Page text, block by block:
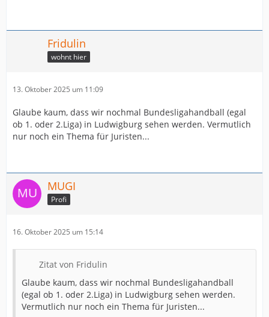
Fridulin
wohnt hier
13. Oktober 2025 um 11:09
Glaube kaum, dass wir nochmal Bundesligahandball (egal
ob 1. oder 2.Liga) in Ludwigburg sehen werden. Vermutlich
nur noch ein Thema für Juristen...
MUGI
Profi
16. Oktober 2025 um 15:14
Zitat von Fridulin
Glaube kaum, dass wir nochmal Bundesligahandball
(egal ob 1. oder 2.Liga) in Ludwigburg sehen werden.
Vermutlich nur noch ein Thema für Juristen...